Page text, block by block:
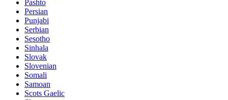
Pashto
Persian
Punjabi
Serbian
Sesotho
Sinhala
Slovak
Slovenian
Somali
Samoan
Scots Gaelic